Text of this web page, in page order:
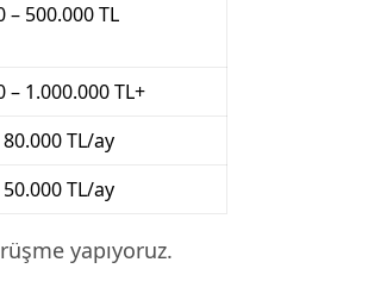
– 500.000 TL
– 1.000.000 TL+
TL/ay
TL/ay
yapıyoruz.